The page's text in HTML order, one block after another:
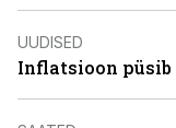
UUDISED
Inflatsioon püsib